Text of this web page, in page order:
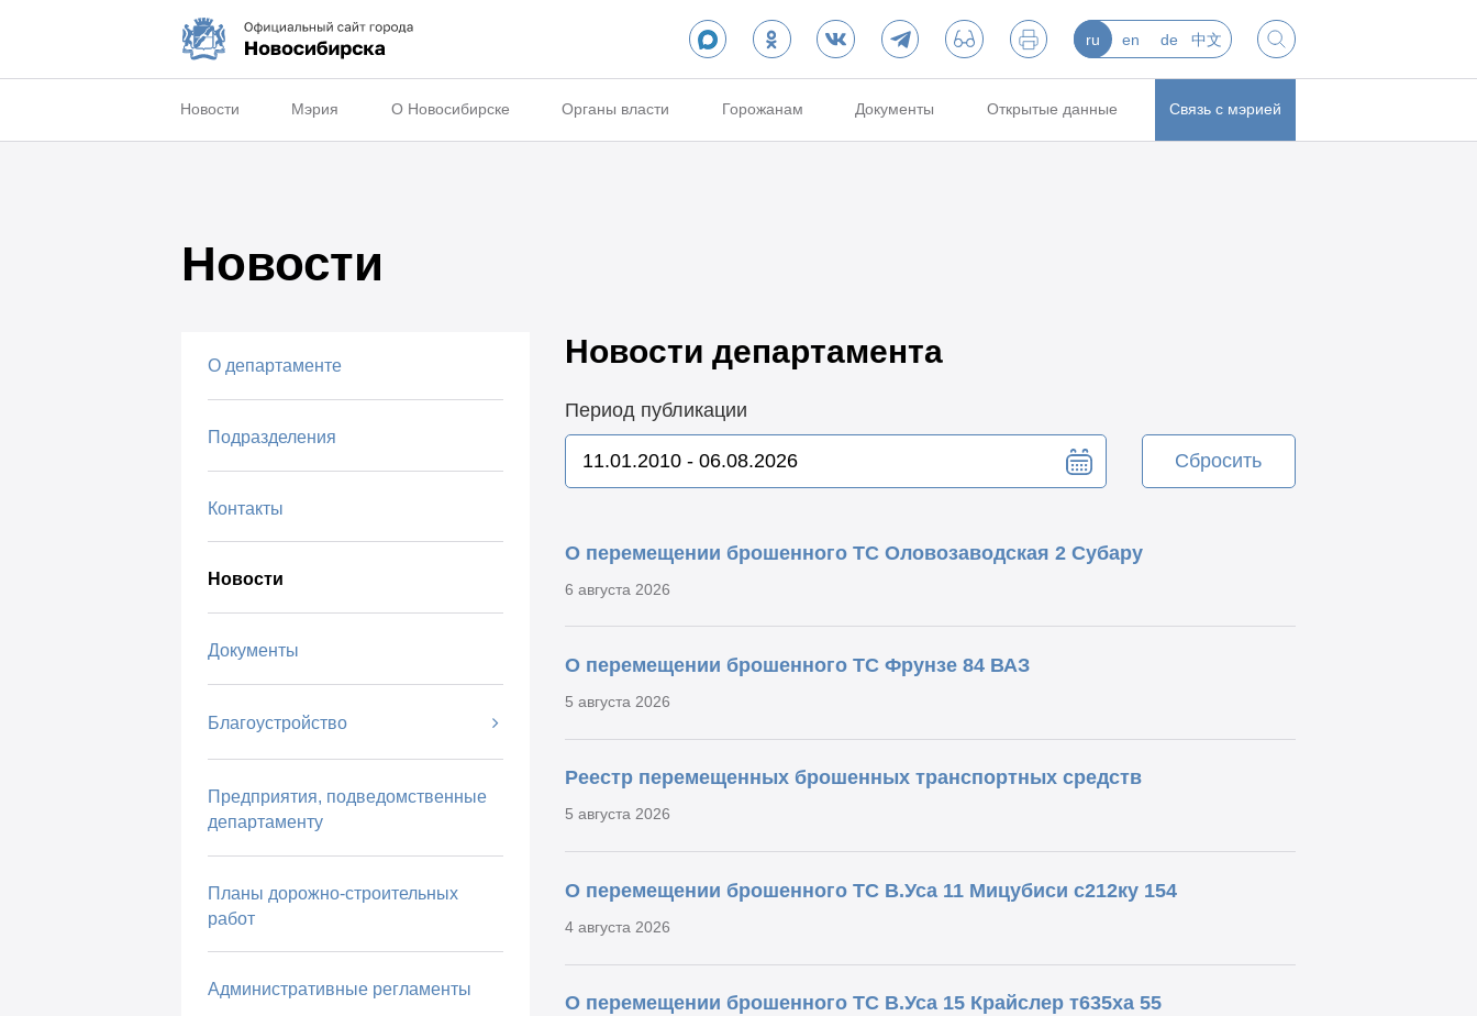
ru en de 中文
Новости Мэрия О Новосибирске Органы власти Горожанам Документы Открытые данные Связь с мэрией
Новости
О департаменте
Подразделения
Контакты
Новости
Документы
Благоустройство
Предприятия, подведомственные
департаменту
Планы дорожно-строительных
работ
Административные регламенты
Новости департамента
Период публикации
Сбросить
О перемещении брошенного ТС Оловозаводская 2 Субару
6 августа 2026
О перемещении брошенного ТС Фрунзе 84 ВАЗ
5 августа 2026
Реестр перемещенных брошенных транспортных средств
5 августа 2026
О перемещении брошенного ТС В.Уса 11 Мицубиси с212ку 154
4 августа 2026
О перемещении брошенного ТС В.Уса 15 Крайслер т635ха 55